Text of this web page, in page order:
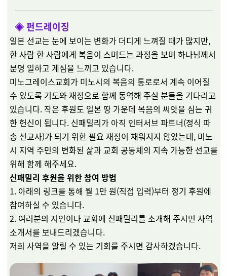
◈ 펀드레이징
일본 선교는 눈에 보이는 변화가 더디게 느껴질 때가 많지만,
한 사람 한 사람에게 복음이 스며드는 과정을 보며 하나님께서
분명 일하고 계심을 느끼고 있습니다.
미노그레이스교회가 미노시의 복음의 통로로서 계속 이어질
수 있도록 기도와 재정으로 함께 동역해 주실 분들을 기다리고
있습니다. 작은 후원도 일본 땅 가운데 복음의 씨앗을 심는 귀
한 헌신이 됩니다. 신패밀리가 아직 인터서브 파트너(정식 파
송 선교사)가 되기 위한 필요 재정이 채워지지 않았는데, 미노
시 지역 주민의 변화된 삶과 교회 공동체의 지속 가능한 선교를
위해 함께 해주세요.
신패밀리 후원을 위한 참여 방법
1. 아래의 링크를 통해 월 1만 원(직접 입력)부터 정기 후원에
참여하실 수 있습니다.
2. 여러분의 지인이나 교회에 신패밀리를 소개해 주시면 사역
소개서를 보내드리겠습니다.
저희 사역을 알릴 수 있는 기회를 주시면 감사하겠습니다.